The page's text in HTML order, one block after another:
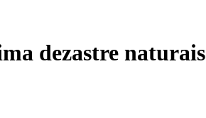
dezastre naturais